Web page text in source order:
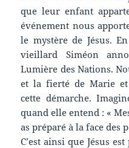
que leur enfant
événement nous
le mystère de Jésus.
vieillard Siméon
Lumière des Nations.
et la fierté de Marie
cette démarche.
quand elle entend : «
as préparé à la face des
C’est ainsi que Jésus